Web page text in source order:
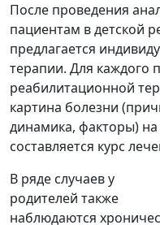
После проведения
пациентам в детской
предлагается
терапии. Для каждого
реабилитационной
картина болезни
динамика, факторы)
составляется курс
В ряде случаев у
родителей также
наблюдаются